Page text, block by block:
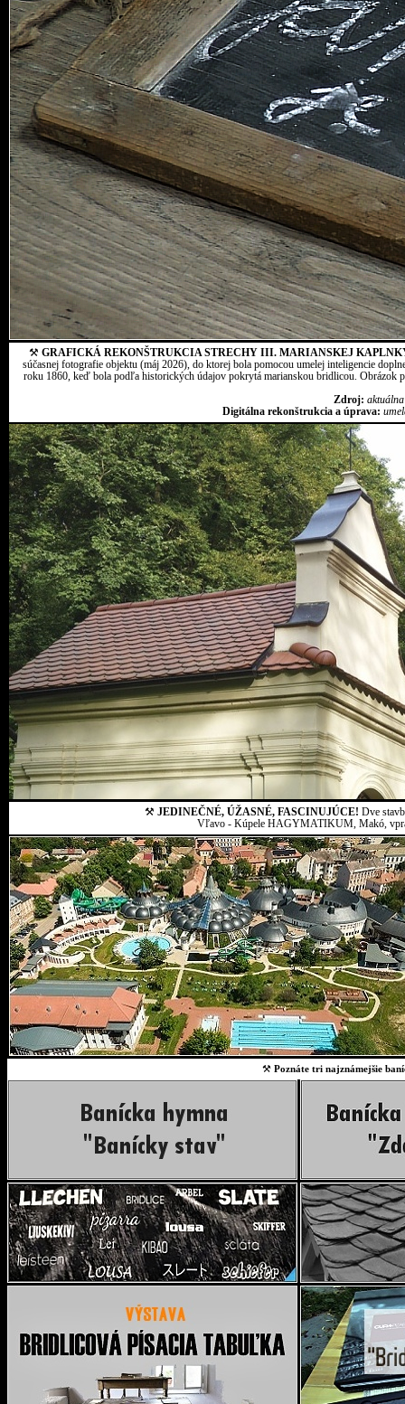
⚒ GRAFICKÁ REKONŠTRUKCIA STRECHY III. MARIANSKEJ
súčasnej fotografie objektu (máj 2026), do ktorej bola pomocou umelej inteligencie
roku 1860, keď bola podľa historických údajov pokrytá marianskou bridlicou. Obrázok
Zdroj:
Digitálna rekonštrukcia a úprava:
⚒ JEDINEČNÉ, ÚŽASNÉ, FASCINUJÚCE! Dve
Vľavo - Kúpele HAGYMATIKUM, Makó,
⚒ Poznáte tri najznámejšie